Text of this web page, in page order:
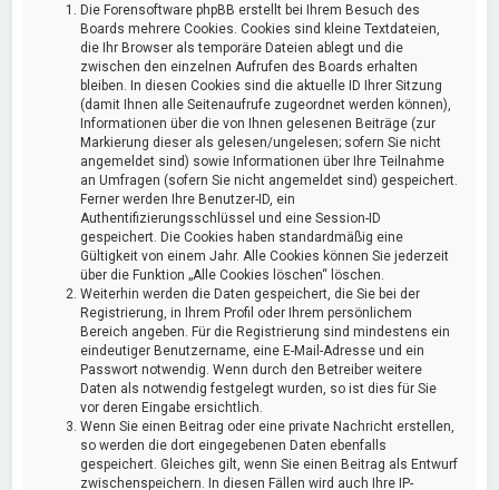
Die Forensoftware phpBB erstellt bei Ihrem Besuch des
Boards mehrere Cookies. Cookies sind kleine Textdateien,
die Ihr Browser als temporäre Dateien ablegt und die
zwischen den einzelnen Aufrufen des Boards erhalten
bleiben. In diesen Cookies sind die aktuelle ID Ihrer Sitzung
(damit Ihnen alle Seitenaufrufe zugeordnet werden können),
Informationen über die von Ihnen gelesenen Beiträge (zur
Markierung dieser als gelesen/ungelesen; sofern Sie nicht
angemeldet sind) sowie Informationen über Ihre Teilnahme
an Umfragen (sofern Sie nicht angemeldet sind) gespeichert.
Ferner werden Ihre Benutzer-ID, ein
Authentifizierungsschlüssel und eine Session-ID
gespeichert. Die Cookies haben standardmäßig eine
Gültigkeit von einem Jahr. Alle Cookies können Sie jederzeit
über die Funktion „Alle Cookies löschen“ löschen.
Weiterhin werden die Daten gespeichert, die Sie bei der
Registrierung, in Ihrem Profil oder Ihrem persönlichem
Bereich angeben. Für die Registrierung sind mindestens ein
eindeutiger Benutzername, eine E-Mail-Adresse und ein
Passwort notwendig. Wenn durch den Betreiber weitere
Daten als notwendig festgelegt wurden, so ist dies für Sie
vor deren Eingabe ersichtlich.
Wenn Sie einen Beitrag oder eine private Nachricht erstellen,
so werden die dort eingegebenen Daten ebenfalls
gespeichert. Gleiches gilt, wenn Sie einen Beitrag als Entwurf
zwischenspeichern. In diesen Fällen wird auch Ihre IP-